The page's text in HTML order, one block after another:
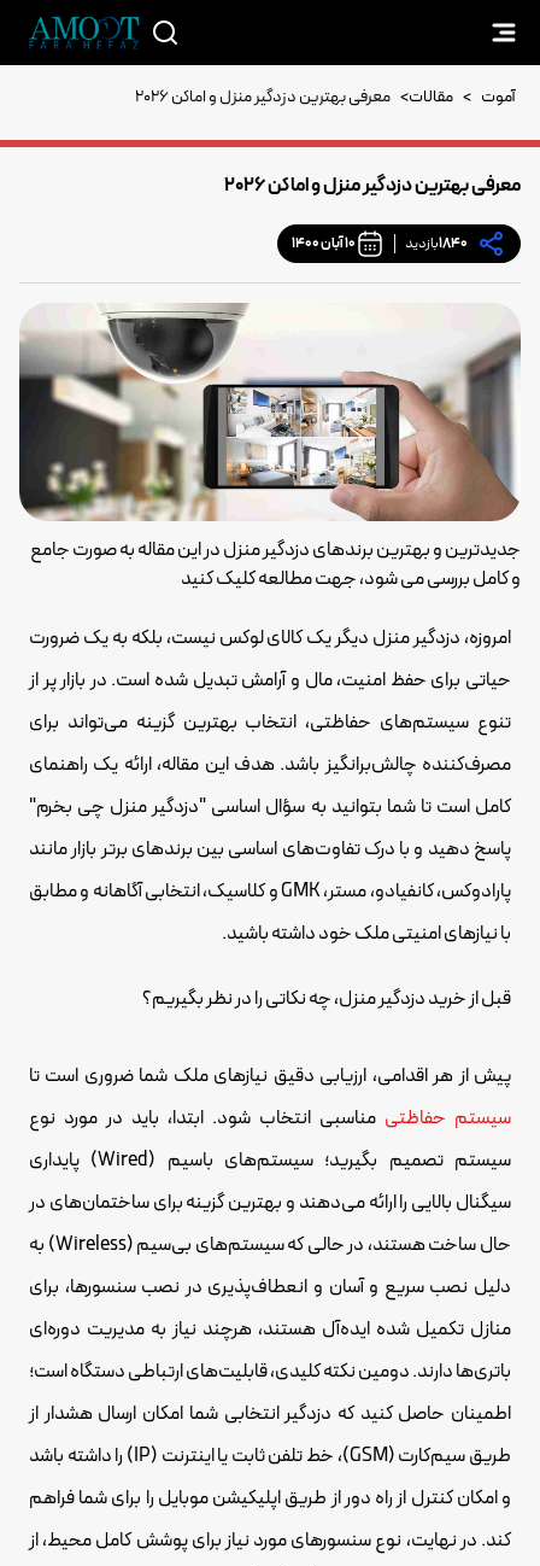
آموت > مقالات> معرفی بهترین دزدگیر منزل و اماکن 2026
معرفی بهترین دزدگیر منزل و اماکن 2026
1840بازدید 10 آبان 1400
جدیدترین و بهترین برندهای دزدگیر منزل در این مقاله به صورت جامع
و کامل بررسی می شود، جهت مطالعه کلیک کنید
امروزه، دزدگیر منزل دیگر یک کالای لوکس نیست، بلکه به یک ضرورت
حیاتی برای حفظ امنیت، مال و آرامش تبدیل شده است. در بازار پر از
تنوع سیستم‌های حفاظتی، انتخاب بهترین گزینه می‌تواند برای
مصرف‌کننده چالش‌برانگیز باشد. هدف این مقاله، ارائه یک راهنمای
کامل است تا شما بتوانید به سؤال اساسی "دزدگیر منزل چی بخرم"
پاسخ دهید و با درک تفاوت‌های اساسی بین برندهای برتر بازار مانند
پارادوکس، کانفیادو، مستر، GMK و کلاسیک، انتخابی آگاهانه و مطابق
با نیازهای امنیتی ملک خود داشته باشید.
قبل از خرید دزدگیر منزل، چه نکاتی را در نظر بگیریم؟
پیش از هر اقدامی، ارزیابی دقیق نیازهای ملک شما ضروری است تا
سیستم حفاظتی مناسبی انتخاب شود. ابتدا، باید در مورد نوع
سیستم تصمیم بگیرید؛ سیستم‌های باسیم (Wired) پایداری
سیگنال بالایی را ارائه می‌دهند و بهترین گزینه برای ساختمان‌های در
حال ساخت هستند، در حالی که سیستم‌های بی‌سیم (Wireless) به
دلیل نصب سریع و آسان و انعطاف‌پذیری در نصب سنسورها، برای
منازل تکمیل شده ایده‌آل هستند، هرچند نیاز به مدیریت دوره‌ای
باتری‌ها دارند. دومین نکته کلیدی، قابلیت‌های ارتباطی دستگاه است؛
اطمینان حاصل کنید که دزدگیر انتخابی شما امکان ارسال هشدار از
طریق سیم‌کارت (GSM)، خط تلفن ثابت یا اینترنت (IP) را داشته باشد
و امکان کنترل از راه دور از طریق اپلیکیشن موبایل را برای شما فراهم
کند. در نهایت، نوع سنسورهای مورد نیاز برای پوشش کامل محیط، از